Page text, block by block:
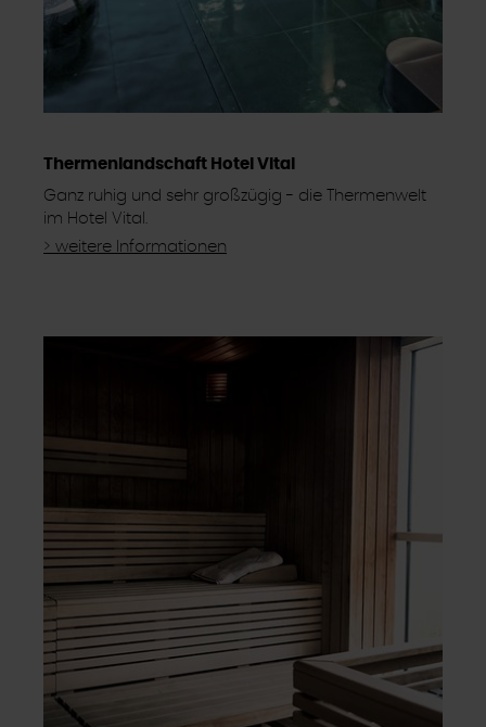
Thermenlandschaft Hotel Vital
Ganz ruhig und sehr großzügig - die Thermenwelt
im Hotel Vital.
> weitere Informationen